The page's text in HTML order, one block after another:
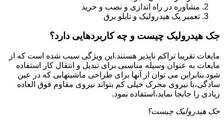
مشاوره در راه اندازی و نصب و خرید
تعمیر پک هیدرولیک و تابلو برق
جک هیدرولیک چیست و چه کاربردهایی دارد؟
مایعات تقریبا تراکم ناپذیر هستند.این ویژگی سبب شده است که از
مایعات به عنوان وسیله مناسبی برای تبدیل و انتقال کار استفاده
شود.بنابراین می توان از آنها برای طراحی ماشینهایی که در عین
سادگی،با نیروی محرک خیلی کم بتواند نیروی مقاوم فوق العاده
زیادی را جابجا نماید،استفاده نمود.
جک هیدرولیک چیست؟